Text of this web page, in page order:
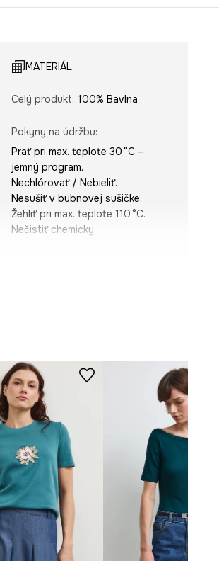
MATERIÁL
Celý produkt: 100% Bavlna
Pokyny na údržbu:
Prať pri max. teplote 30 °C –
jemný program.
Nechlórovať / Nebieliť.
Nesušiť v bubnovej sušičke.
Žehliť pri max. teplote 110 °C.
Nečistiť chemicky.
ROZMERY
Rozmery uvedené pre veľkosť
Dĺžka:
59 cm
Šírka v podpazuší
Modelka je vysoká 173 cm a má
na sebe veľkosť S
Pozrite si rozmery produktu